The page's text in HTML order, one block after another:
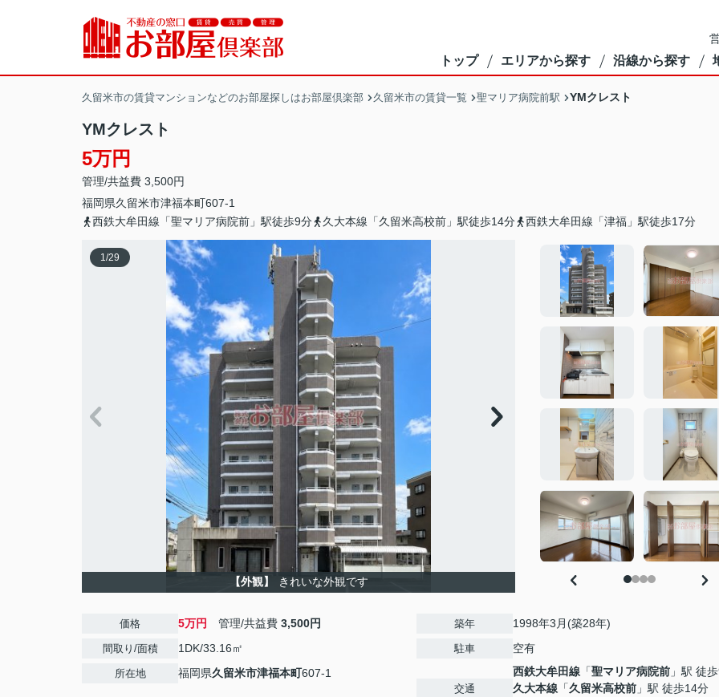
トップ エリアから探す 沿線から探す
久留米市の賃貸マンションなどのお部屋探しはお部屋倶楽部 久留米市の賃貸一覧 聖マリア病院前駅 YMクレスト
YMクレスト
5万円
管理/共益費 3,500円
福岡県久留米市津福本町607-1
西鉄大牟田線「聖マリア病院前」駅徒歩9分
久大本線「久留米高校前」駅徒歩14分 西鉄大牟田線「津福」駅徒歩17分
1/29
【外観】 きれいな外観です
価格 5万円 管理/共益費 3,500円
間取り/面積 1DK/33.16㎡
所在地 福岡県久留米市津福本町607-1
築年 1998年3月(築28年)
駐車 空有
交通
西鉄大牟田線 「聖マリア病院前 」駅 徒
久大本線 「久留米高校前 」駅 徒歩14分